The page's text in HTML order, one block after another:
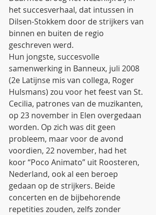
het succesverhaal, dat intussen in
Dilsen-Stokkem door de strijkers van
binnen en buiten de regio
geschreven werd.
Hun jongste, succesvolle
samenwerking in Banneux, juli 2008
(2e Latijnse mis van collega, Roger
Hulsmans) zou voor het feest van St.
Cecilia, patrones van de muzikanten,
op 23 november in Elen overgedaan
worden. Op zich was dit geen
probleem, maar voor de avond
voordien, 22 november, had het
koor “Poco Animato” uit Roosteren,
Nederland, ook al een beroep
gedaan op de strijkers. Beide
concerten en de bijbehorende
repetities zouden, zelfs zonder